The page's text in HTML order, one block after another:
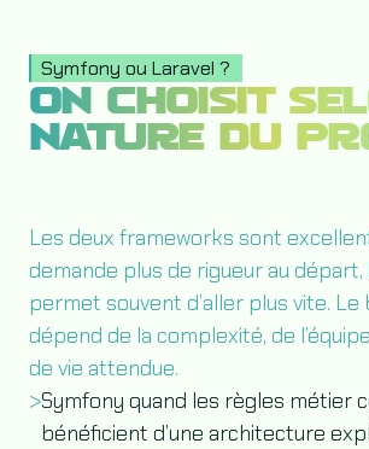
Symfony ou Laravel ?
ON CHOISIT
NATURE DU
Les deux frameworks sont
demande plus de rigueur au départ,
permet souvent d’aller plus vite. Le
dépend de la complexité, de
de vie attendue.
>Symfony quand les règles métier
bénéficient d’une architecture